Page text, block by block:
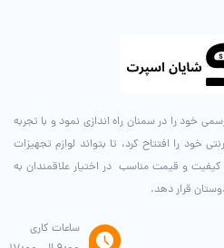
از سال ۹۶ فروشگاه رسمی خود را در سمنان راه اندازی نمود و با تجربه
۹۸ فروشگاه اینترنتی خود را افتتاح کرد، تا بتواند لوازم تجهیزات
و قیمت مناسب در اختیار علاقمندان به
قرار دهد.
ساعات کاری